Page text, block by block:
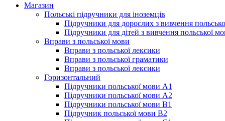
Магазин
Польські підручники для іноземців
Підручники для дорослих з вивчення
Підручники для дітей з вивчення польської
Вправи з польської мови
Вправи з польської лексики
Вправи з польської граматики
Вправи з польської лексики
Горизонтальний
Підручники польської мови А1
Підручники польської мови А2
Підручники польської мови B1
Підручник польської мови B2